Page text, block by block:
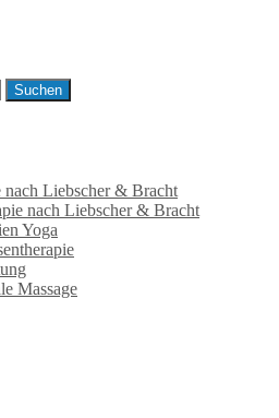
nach Liebscher & Bracht
nach Liebscher & Bracht
Yoga
Massage